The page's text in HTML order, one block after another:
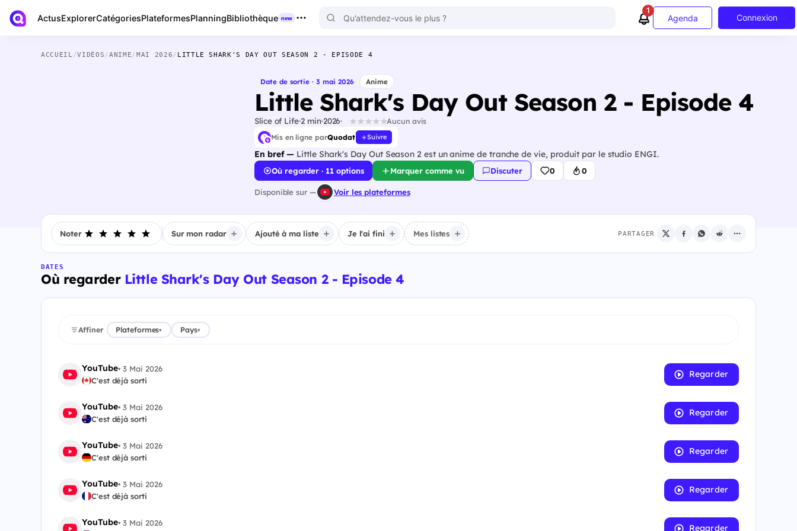
ActusExplorerCatégoriesPlateformesPlanningBibliothèque new
1
Agenda Connexion
ACCUEIL /VIDÉOS/ANIME/MAI 2026/ LITTLE SHARK'S DAY OUT SEASON 2 - EPISODE 4
Date de sortie · 3 mai 2026 Anime
Little Shark's Day Out Season 2 - Episode 4
Slice of Life 2 min 2026 Aucun avis
Mis en ligne parQuodat Suivre
En bref — Little Shark's Day Out Season 2 est un anime de tranche de vie, produit par le studio ENGI.
Où regarder · 11 options Marquer comme vu Discuter 0 0
Disponible sur — Voir les plateformes
Noter Sur mon radar Ajouté à ma liste Je l'ai fini Mes listes PARTAGER
DATES
Où regarder Little Shark's Day Out Season 2 - Episode 4
Affiner Plateformes▾ Pays▾
YouTube•3 Mai 2026
C'est déjà sorti
Regarder
YouTube•3 Mai 2026
C'est déjà sorti
Regarder
YouTube•3 Mai 2026
C'est déjà sorti
Regarder
YouTube•3 Mai 2026
C'est déjà sorti
Regarder
YouTube•3 Mai 2026
Regarder